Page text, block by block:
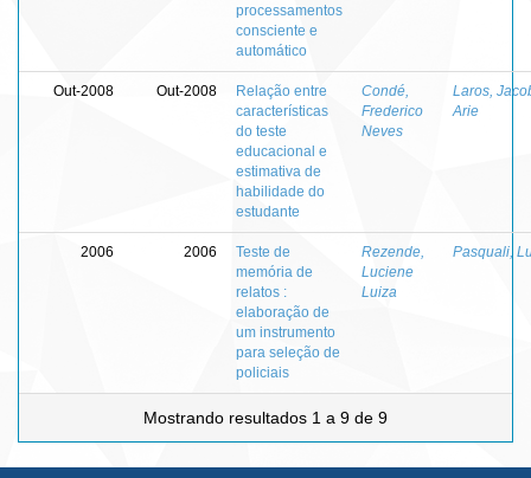
processamentos
consciente e
automático
Out-2008 Out-2008
Relação entre
características
do teste
educacional e
estimativa de
habilidade do
estudante
Condé,
Frederico
Neves
Laros,
Arie
2006 2006
Teste de
memória de
relatos :
elaboração de
um instrumento
para seleção de
policiais
Rezende,
Luciene
Luiza
Pasquali,
Mostrando resultados 1 a 9 de 9